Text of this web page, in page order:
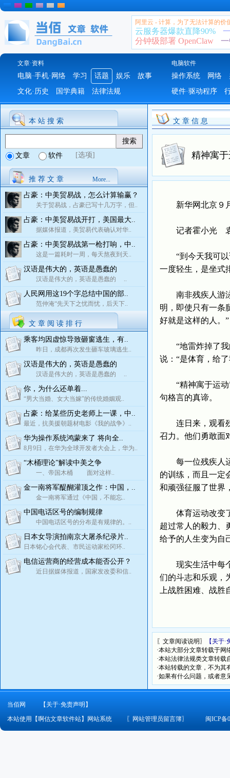
阿里云 - 计算，为了无法计算的价
云服务器爆款直降90%
分钟级部署 OpenClaw
文章·资料 电脑软件
电脑·手机·网络 学习 话题 娱乐
故事
文化·历史
国学典籍 法律法规
操作系统 网络
硬件·驱动程序
本 站 搜 索
文章 软件 [选项]
推 荐 文 章 More...
占豪：中美贸易战，怎么计算输赢？
关于贸易战，占豪已写十几万字，但..
占豪：中美贸易战开打，美国最大..
据媒体报道，美贸易代表确认对华..
占豪：中美贸易战第一枪打响，中..
这是一篇耗时一周，每天熬夜到天..
汉语是伟大的，英语是愚蠢的
汉语是伟大的，英语是愚蠢的 ..
人民网用这19个字总结中国的部..
范仲淹“先天下之忧而忧，后天下..
文 章 阅 读 排 行
乘客均因虚惊导致砸窗逃生，有..
昨日，成都再次发生砸车玻璃逃生..
汉语是伟大的，英语是愚蠢的
汉语是伟大的，英语是愚蠢的 ..
你，为什么还单着...
“男大当婚、女大当嫁”的传统婚姻观..
占豪：给某些历史老师上一课，中..
最近，抗美援朝题材电影《我的战争》..
华为操作系统鸿蒙来了 将向全..
8月9日，在华为全球开发者大会上，华为..
“木桶理论”解读中美之争
一、帝国木桶 面对这样..
金一南将军醍醐灌顶之作：中国，..
金一南将军通过《中国，不能忘..
中国电话区号的编制规律
中国电话区号的分布是有规律的。..
日本女导演拍南京大屠杀纪录片..
日本铭心会代表、市民运动家松冈环..
电信运营商的经营成本能否公开？
近日据媒体报道，国家发改委和信..
文 章 信 息
精神寓
新华网北京９月
记者霍小光
“到今天我可以
一度轻生，是坐式
南非残疾人游泳
明，即使只有一条
好就是这样的人。”
“地雷炸掉了我
说：“是体育，给
“精神寓于运动”
句格言的真谛。
连日来，观看残
召力。他们勇敢面
每一位残疾人运
的训练，而且一定
和顽强征服了世界
体育运动改变了
超过常人的毅力、
给予的人生变为自
现实生活中每个
们的斗志和乐观，
上战胜困难、战
〖文章阅读说明〗
【关于
·本站大部分文章转载于
·本站法律法规类文章转
·本站转载的文章，不为
·如果有什么问题，或者意
当佰网
【关于·免责声明】
本站使用【啊估文章软件站】网站系统
〖 网站管理员留言簿〗 闽ICP备